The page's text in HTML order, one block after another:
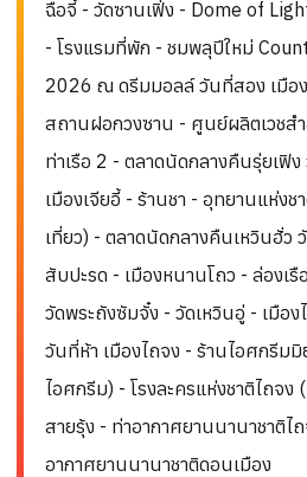
ฉือจี้ - วัดซานเฟิ่ง - Dome of
- โรงแรมที่พัก - ชมพลุปีใหม่
2026 ณ ดรีมมอลล์ วันที่สอง เมือ
สถานฝอกวงซาน - ศูนย์ผลิตเวชส
ท่าเรือ 2 - ตลาดนัดกลางคืนรุ่ยเฟิ
เมืองเจียอี้ - ร้านชา - อุทยานแห่ง
เที่ยว) - ตลาดนัดกลางคืนเหวินฮั่ว
สับปะรด - เมืองหนานโถว - ล่องเ
วัดพระถังซัมจั๋ง - วัดเหวินอู่ - เมือ
วันที่ห้า เมืองไถจง - ร้านไอศกรีมมิ
ไอศกรีม) - โรงละครแห่งชาติไถจ
สายรุ้ง - ท่าอากาศยานนานาชาติไ
อากาศยานนานาชาติดอนเมือง